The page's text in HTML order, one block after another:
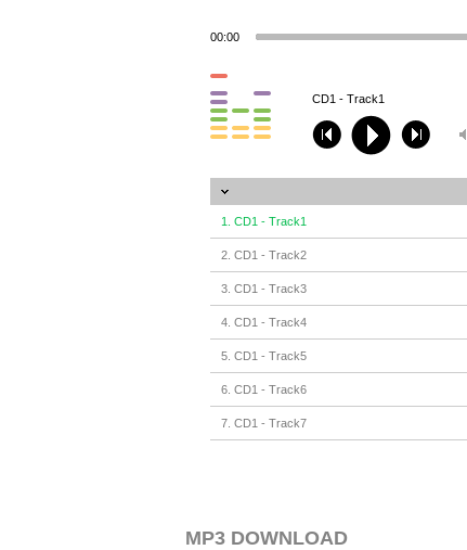
00:00
CD1 - Track1
1. CD1 - Track1
2. CD1 - Track2
3. CD1 - Track3
4. CD1 - Track4
5. CD1 - Track5
6. CD1 - Track6
7. CD1 - Track7
MP3 DOWNLOAD